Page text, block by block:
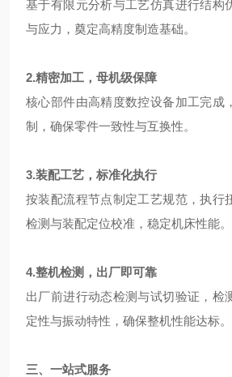
基于有限元分析与工艺仿真进行结构
与应力，奠定高精度制造基础。
2.精密加工，母机级保障
核心部件由高精度数控设备加工完成
制，确保零件一致性与互换性。
3.装配工艺，标准化执行
按装配流程节点制定工艺规范，执行
检测与装配定位校准，稳定机床性能。
4.整机检测，出厂即可靠
出厂前进行动态检测与试切验证，检
定性与振动特性，确保整机性能达标。
三、一站式服务